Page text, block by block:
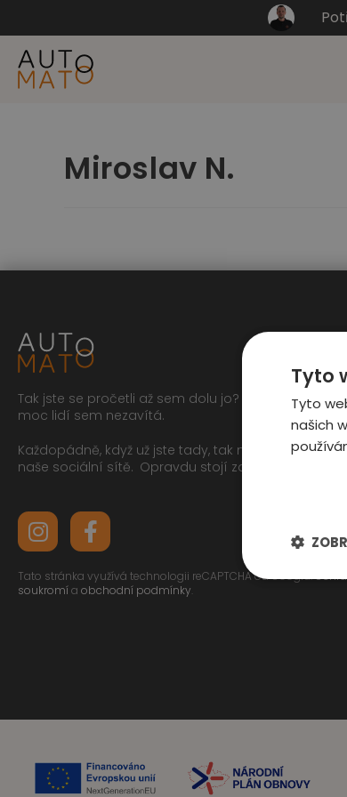
Miroslav N.
Tak jste se pročetli až sem dolu jo? To zasluhuje
moc lidí sem nezavítá.
Každopádně, když už jste tady, tak můžete mrknout
naše sociální sítě. Opravdu stojí za to
Tato stránka využívá technologii reCAPTCHA od Googlu.
soukromía obchodní podmínky.
Tyto
Tyto
našich